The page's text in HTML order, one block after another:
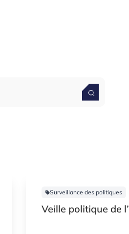
Surveillance des politiques
Veille politique de